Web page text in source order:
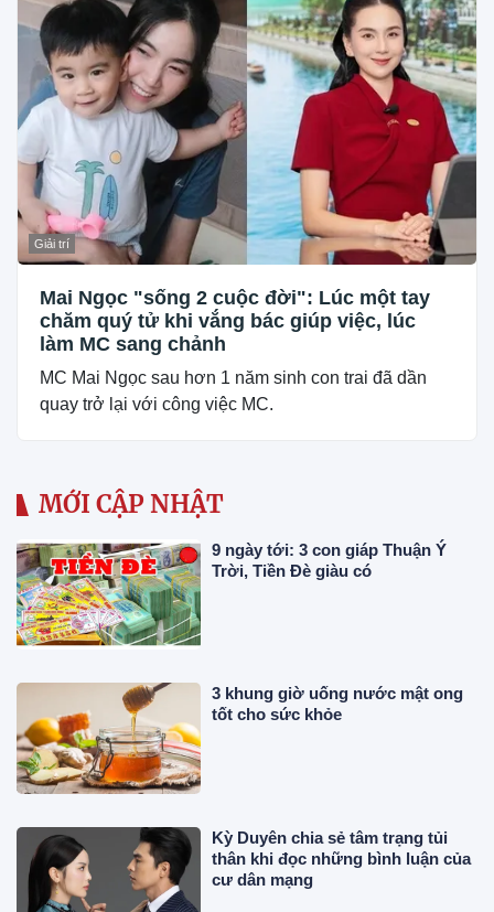
Giải trí
Mai Ngọc "sống 2 cuộc đời": Lúc một tay
chăm quý tử khi vắng bác giúp việc, lúc
làm MC sang chảnh
MC Mai Ngọc sau hơn 1 năm sinh con trai đã dần
quay trở lại với công việc MC.
MỚI CẬP NHẬT
9 ngày tới: 3 con giáp Thuận Ý
Trời, Tiền Đè giàu có
3 khung giờ uống nước mật ong
tốt cho sức khỏe
Kỳ Duyên chia sẻ tâm trạng tủi
thân khi đọc những bình luận của
cư dân mạng